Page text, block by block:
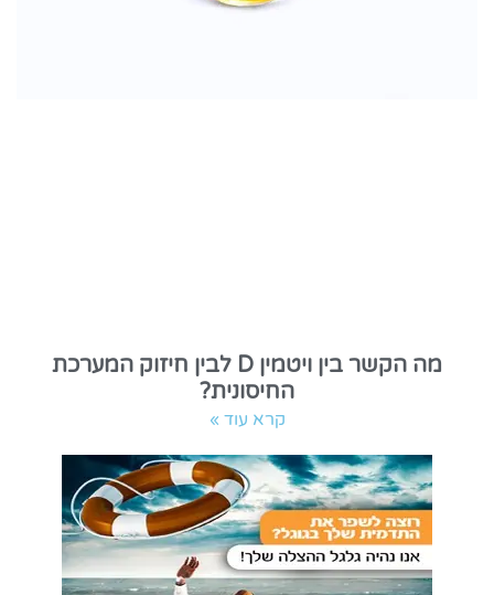
מה הקשר בין ויטמין D לבין חיזוק המערכת
החיסונית?
קרא עוד »